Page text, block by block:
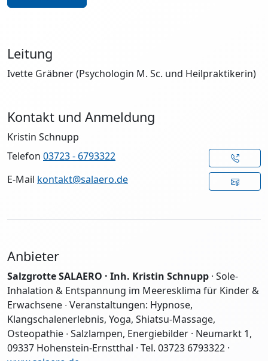
Leitung
Ivette Gräbner (Psychologin M. Sc. und Heilpraktikerin)
Kontakt und Anmeldung
Kristin Schnupp
Telefon 03723 - 6793322
E-Mail kontakt@salaero.de
Anbieter
Salzgrotte SALAERO · Inh. Kristin Schnupp · Sole-
Inhalation & Entspannung im Meeresklima für Kinder &
Erwachsene ∙ Veranstaltungen: Hypnose,
Klangschalenerlebnis, Yoga, Shiatsu-Massage,
Osteopathie ∙ Salzlampen, Energiebilder · Neumarkt 1,
09337 Hohenstein-Ernstthal · Tel. 03723 6793322 ·